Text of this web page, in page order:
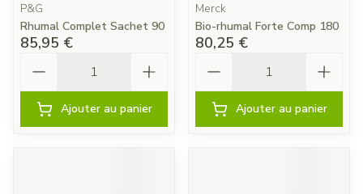
P&G
Rhumal Complet Sachet 90
85,95 €
Ajouter au panier
Merck
Bio-rhumal Forte Comp 180
80,25 €
Ajouter au panier